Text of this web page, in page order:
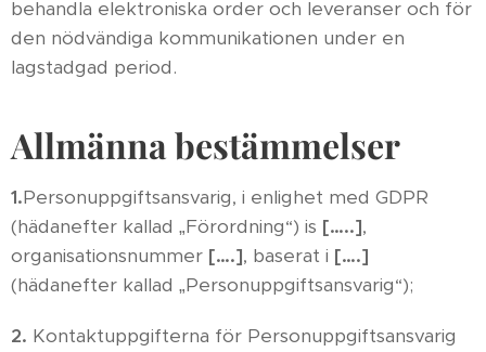
behandla elektroniska order och leveranser och för
den nödvändiga kommunikationen under en
lagstadgad period.
Allmänna bestämmelser
1.Personuppgiftsansvarig, i enlighet med GDPR
(hädanefter kallad „Förordning“) is […..],
organisationsnummer [….], baserat i [….]
(hädanefter kallad „Personuppgiftsansvarig“);
2. Kontaktuppgifterna för Personuppgiftsansvarig